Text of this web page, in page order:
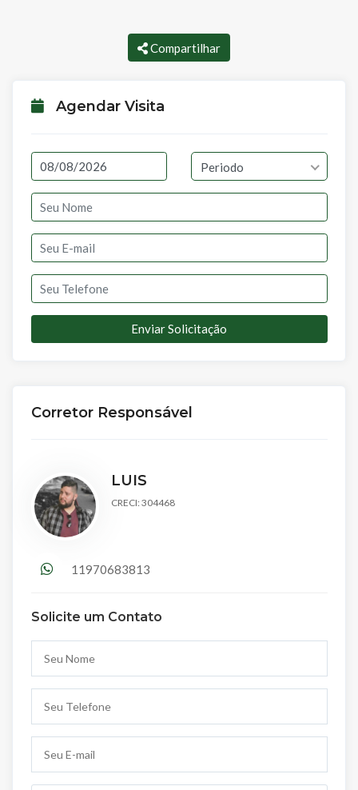
Compartilhar
Agendar Visita
Periodo
Enviar Solicitação
Corretor Responsável
LUIS
CRECI: 304468
11970683813
Solicite um Contato